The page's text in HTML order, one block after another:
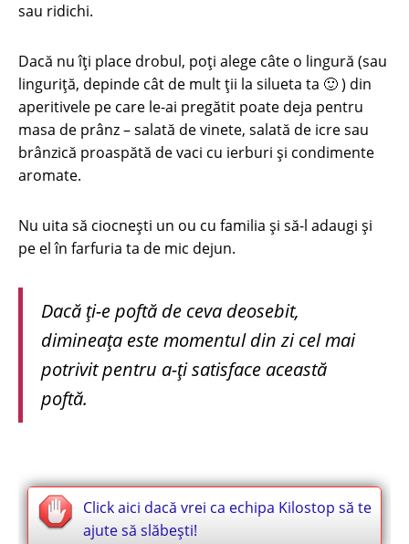
sau ridichi.
Dacă nu îți place drobul, poți alege câte o lingură (sau
linguriţă, depinde cât de mult ţii la silueta ta 🙂 ) din
aperitivele pe care le-ai pregătit poate deja pentru
masa de prânz – salată de vinete, salată de icre sau
brânzică proaspătă de vaci cu ierburi şi condimente
aromate.
Nu uita să ciocnești un ou cu familia și să-l adaugi și
pe el în farfuria ta de mic dejun.
Dacă ți-e poftă de ceva deosebit,
dimineața este momentul din zi cel mai
potrivit pentru a-ți satisface această
poftă.
Click aici dacă vrei ca echipa Kilostop să te
ajute să slăbești!